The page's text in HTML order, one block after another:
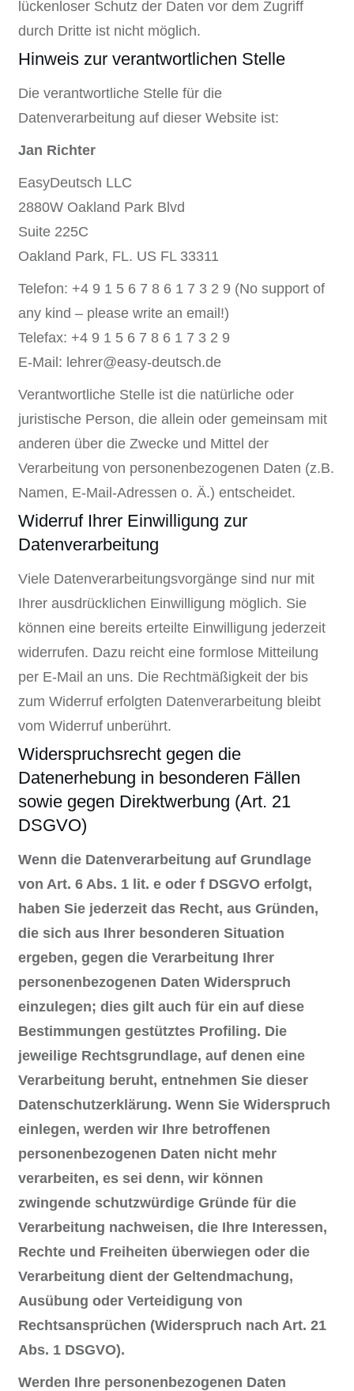
lückenloser Schutz der Daten vor dem Zugriff
durch Dritte ist nicht möglich.
Hinweis zur verantwortlichen Stelle
Die verantwortliche Stelle für die
Datenverarbeitung auf dieser Website ist:
Jan Richter
EasyDeutsch LLC
2880W Oakland Park Blvd
Suite 225C
Oakland Park, FL. US FL 33311
Telefon: +4 9 1 5 6 7 8 6 1 7 3 2 9 (No support of
any kind – please write an email!)
Telefax: +4 9 1 5 6 7 8 6 1 7 3 2 9
E-Mail: lehrer@easy-deutsch.de
Verantwortliche Stelle ist die natürliche oder
juristische Person, die allein oder gemeinsam mit
anderen über die Zwecke und Mittel der
Verarbeitung von personenbezogenen Daten (z.B.
Namen, E-Mail-Adressen o. Ä.) entscheidet.
Widerruf Ihrer Einwilligung zur
Datenverarbeitung
Viele Datenverarbeitungsvorgänge sind nur mit
Ihrer ausdrücklichen Einwilligung möglich. Sie
können eine bereits erteilte Einwilligung jederzeit
widerrufen. Dazu reicht eine formlose Mitteilung
per E-Mail an uns. Die Rechtmäßigkeit der bis
zum Widerruf erfolgten Datenverarbeitung bleibt
vom Widerruf unberührt.
Widerspruchsrecht gegen die
Datenerhebung in besonderen Fällen
sowie gegen Direktwerbung (Art. 21
DSGVO)
Wenn die Datenverarbeitung auf Grundlage
von Art. 6 Abs. 1 lit. e oder f DSGVO erfolgt,
haben Sie jederzeit das Recht, aus Gründen,
die sich aus Ihrer besonderen Situation
ergeben, gegen die Verarbeitung Ihrer
personenbezogenen Daten Widerspruch
einzulegen; dies gilt auch für ein auf diese
Bestimmungen gestütztes Profiling. Die
jeweilige Rechtsgrundlage, auf denen eine
Verarbeitung beruht, entnehmen Sie dieser
Datenschutzerklärung. Wenn Sie Widerspruch
einlegen, werden wir Ihre betroffenen
personenbezogenen Daten nicht mehr
verarbeiten, es sei denn, wir können
zwingende schutzwürdige Gründe für die
Verarbeitung nachweisen, die Ihre Interessen,
Rechte und Freiheiten überwiegen oder die
Verarbeitung dient der Geltendmachung,
Ausübung oder Verteidigung von
Rechtsansprüchen (Widerspruch nach Art. 21
Abs. 1 DSGVO).
Werden Ihre personenbezogenen Daten